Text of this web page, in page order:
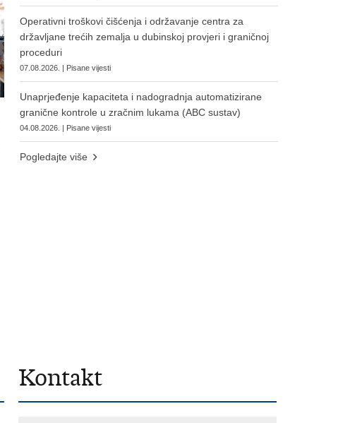
Operativni troškovi čišćenja i održavanje centra za
državljane trećih zemalja u dubinskoj provjeri i graničnoj
proceduri
07.08.2026. | Pisane vijesti
Unaprjeđenje kapaciteta i nadogradnja automatizirane
granične kontrole u zračnim lukama (ABC sustav)
04.08.2026. | Pisane vijesti
Pogledajte više
Kontakt